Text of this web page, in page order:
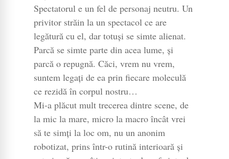
Spectatorul e un fel de personaj neutru. Un
privitor străin la un spectacol ce are
legătură cu el, dar totuşi se simte alienat.
Parcă se simte parte din acea lume, şi
parcă o repugnă. Căci, vrem nu vrem,
suntem legaţi de ea prin fiecare moleculă
ce rezidă în corpul nostru…
Mi-a plăcut mult trecerea dintre scene, de
la mic la mare, micro la macro încât vrei
să te simţi la loc om, nu un anonim
robotizat, prins într-o rutină interioară şi